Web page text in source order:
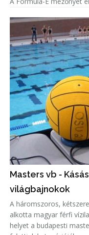
Masters vb -
világbajnokok
A háromszoros,
alkotta magyar férfi
helyet a budapesti